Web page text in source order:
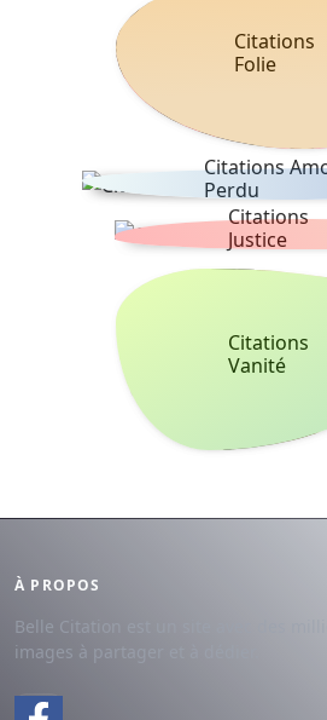
Citations
Folie
Citations
Perdu
Citations
Justice
Citations
Vanité
À PROPOS
Belle Citation est un site avec des
images à partager et à dédier.